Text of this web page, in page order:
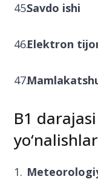
Savdo ishi
Elektron
B1